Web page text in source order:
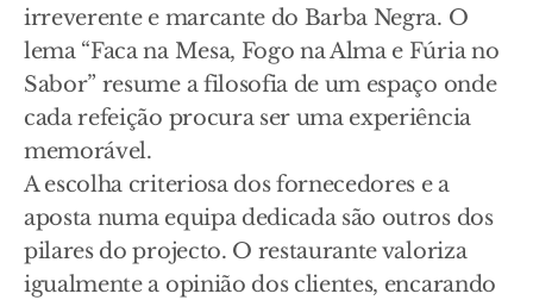
irreverente e marcante do Barba Negra. O
lema “Faca na Mesa, Fogo na Alma e Fúria no
Sabor” resume a filosofia de um espaço onde
cada refeição procura ser uma experiência
memorável.
A escolha criteriosa dos fornecedores e a
aposta numa equipa dedicada são outros dos
pilares do projecto. O restaurante valoriza
igualmente a opinião dos clientes, encarando